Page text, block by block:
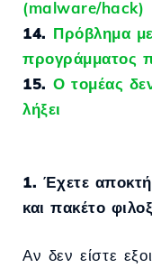
(malware/hack)
14. Πρόβλημα
προγράμματος
15. Ο τομέας
λήξει
1. Έχετε
και πακέτο
Αν δεν είστε